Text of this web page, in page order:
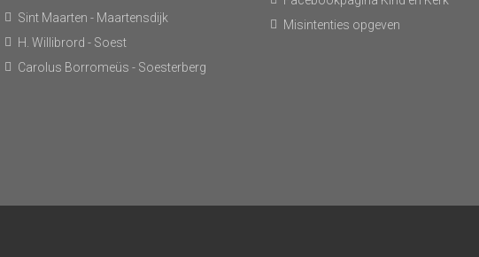
Sint Maarten - Maartensdijk
H. Willibrord - Soest
Carolus Borromeüs - Soesterberg
Misintenties opgeven